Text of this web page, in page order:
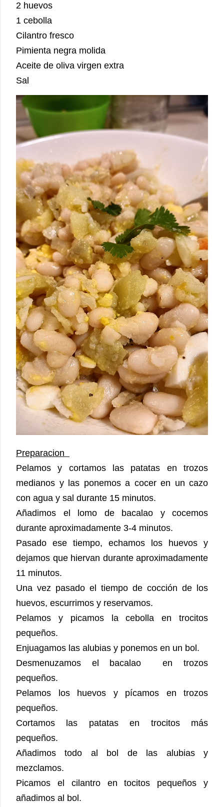
2 huevos
1 cebolla
Cilantro fresco
Pimienta negra molida
Aceite de oliva virgen extra
Sal
Preparacion
Pelamos y cortamos las patatas en trozos
medianos y las ponemos a cocer en un cazo
con agua y sal durante 15 minutos.
Añadimos el lomo de bacalao y cocemos
durante aproximadamente 3-4 minutos.
Pasado ese tiempo, echamos los huevos y
dejamos que hiervan durante aproximadamente
11 minutos.
Una vez pasado el tiempo de cocción de los
huevos, escurrimos y reservamos.
Pelamos y picamos la cebolla en trocitos
pequeños.
Enjuagamos las alubias y ponemos en un bol.
Desmenuzamos el bacalao  en trozos
pequeños.
Pelamos los huevos y pícamos en trozos
pequeños.
Cortamos las patatas en trocitos más
pequeños.
Añadimos todo al bol de las alubias y
mezclamos.
Picamos el cilantro en tocitos pequeños y
añadimos al bol.